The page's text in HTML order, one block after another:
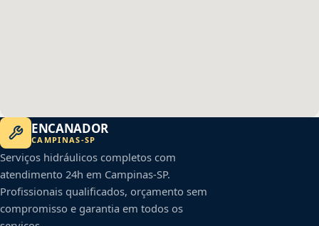
ENCANADOR
CAMPINAS-SP
Serviços hidráulicos completos com
atendimento 24h em Campinas-SP.
Profissionais qualificados, orçamento sem
compromisso e garantia em todos os